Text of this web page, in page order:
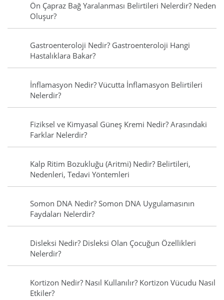
Ön Çapraz Bağ Yaralanması Belirtileri Nelerdir? Neden
Oluşur?
Gastroenteroloji Nedir? Gastroenteroloji Hangi
Hastalıklara Bakar?
İnflamasyon Nedir? Vücutta İnflamasyon Belirtileri
Nelerdir?
Fiziksel ve Kimyasal Güneş Kremi Nedir? Arasındaki
Farklar Nelerdir?
Kalp Ritim Bozukluğu (Aritmi) Nedir? Belirtileri,
Nedenleri, Tedavi Yöntemleri
Somon DNA Nedir? Somon DNA Uygulamasının
Faydaları Nelerdir?
Disleksi Nedir? Disleksi Olan Çocuğun Özellikleri
Nelerdir?
Kortizon Nedir? Nasıl Kullanılır? Kortizon Vücudu Nasıl
Etkiler?